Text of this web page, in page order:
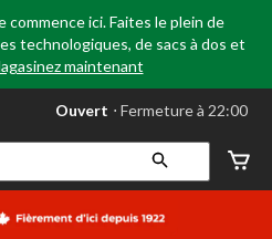
ici. Faites le plein de
technologiques, de sacs à dos et
maintenant
votre
préféré
Leduc,
AB,
courament
Ouvert ⋅ Fermeture à 22:00